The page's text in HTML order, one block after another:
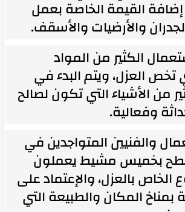
القيمة الخاصة بعمل
والأرضيات والأسقف.
الكثير من المواد
تخص العزل، ويتم البدء في
من الأشياء التي تكون لصالح
وفعالية.
والفنيين المتواجدين في
بخميس مشيط يعملون
الخاص بالعزل، والإعتماد على
بمناخ المكان والطبيعة التي